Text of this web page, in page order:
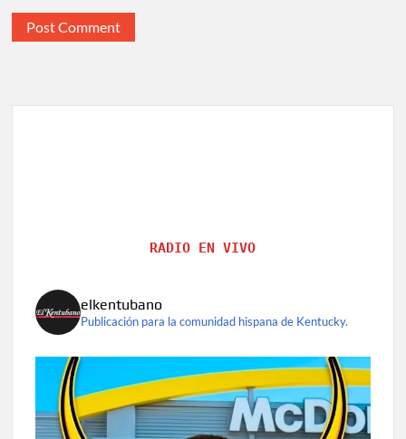
RADIO EN VIVO
elkentubano
Publicación para la comunidad hispana de Kentucky.